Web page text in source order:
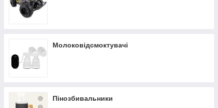
Молоковідсмоктувачі
Пінозбивальники